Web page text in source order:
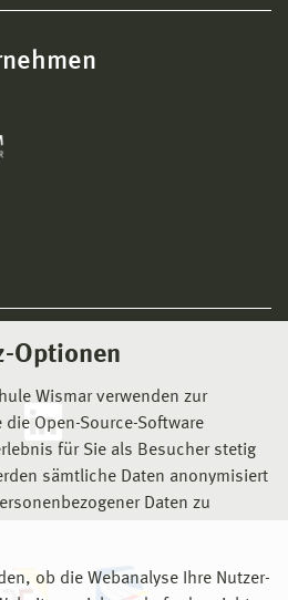
Optionen
Wismar verwenden zur
Open-Source-Software
für Sie als Besucher stetig
sämtliche Daten anonymisiert
Daten zu
ob die Webanalyse Ihre Nutzer-